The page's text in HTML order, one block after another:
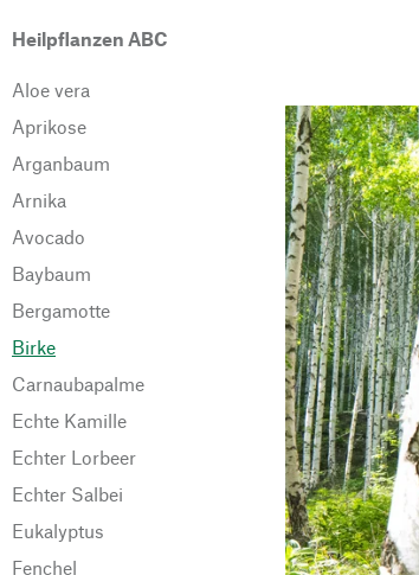
Heilpflanzen ABC
Aloe vera
Aprikose
Arganbaum
Arnika
Avocado
Baybaum
Bergamotte
Birke
Carnaubapalme
Echte Kamille
Echter Lorbeer
Echter Salbei
Eukalyptus
Fenchel